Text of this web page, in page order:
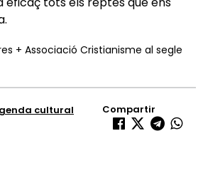
+ Associació Cristianisme al segle
cultural
Compartir